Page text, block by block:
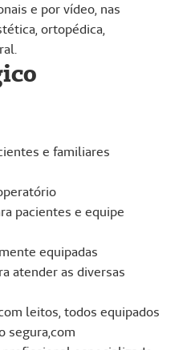
e por vídeo, nas
ortopédica,
e familiares
pacientes e equipe
equipadas
atender as diversas
leitos, todos equipados
segura,com